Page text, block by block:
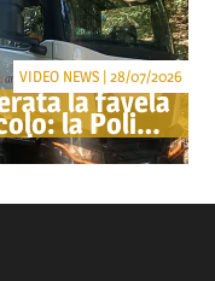
la favela
la Polizia
due persone
VIDEO NEWS | 28/07/2026